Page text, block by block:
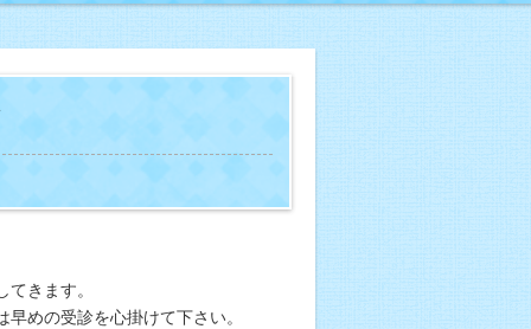
きます。
めの受診を心掛けて下さい。